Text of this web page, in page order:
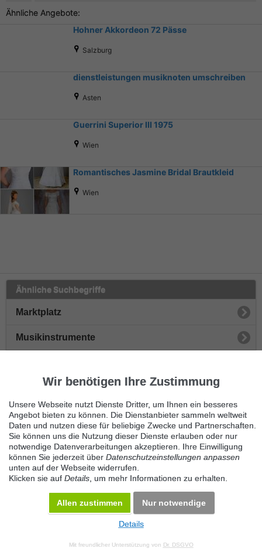
Ähnliche Angebote:
Hohner Akkordeon 72 Pässe
Salzburg
dienstleistungen musiknoten umschreiben
Asten
Guerrini Superior III 1975
Wien
Romantisches Jasmine Bridal Brautkleid
Wien
Ähnliche Suchbegriffe
Marktplatz
Musikinstrumente
Saiteninstrumente
Tasteninstrumente
Drums & Percussion
Studioequipment
Sonstige Musikinstrumente
Datenschutz Impressum Kontakt Datenschutz anpassen Desktop Version
Wir benötigen Ihre Zustimmung
Unsere Webseite nutzt Dienste Dritter, um Ihnen ein besseres
Angebot bieten zu können. Die Dienstanbieter sammeln weltweit
Daten und nutzen diese für beliebige Zwecke und Partnerschaften.
Sie können uns die Nutzung dieser Dienste erlauben oder nur
notwendige Datenverarbeitungen akzeptieren. Ihre Einwilligung
können Sie jederzeit über Datenschutzeinstellungen anpassen
unten auf der Webseite widerrufen.
Klicken sie auf Details , um mehr Informationen zu erhalten.
Allen zustimmen Nur notwendige
Details
Mit freundlicher Unterstützung von Dr. DSGVO